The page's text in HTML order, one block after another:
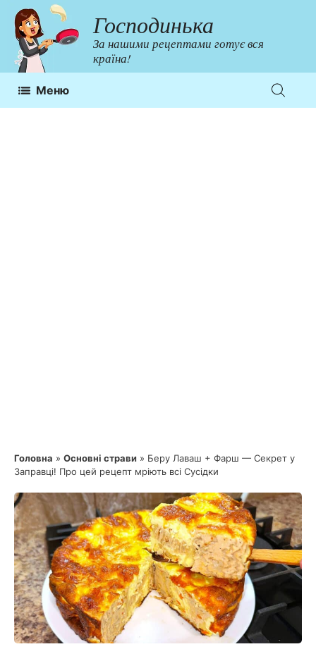
Перейти
до
контенту
Господинька
За нашими рецептами готує вся
країна!
Меню
Головна » Основні страви » Беру Лаваш + Фарш — Секрет у
Заправці! Про цей рецепт мріють всі Сусідки